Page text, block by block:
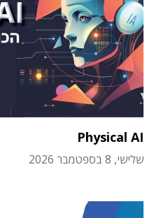
Physical AI
שלישי, 8 בספטמבר 2026